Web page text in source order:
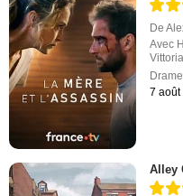
De
Avec
Drame
7 août
Alley